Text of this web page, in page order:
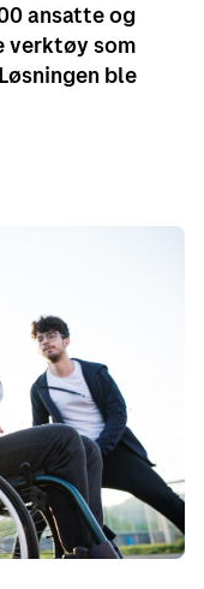
ansatte og
verktøy som
ble